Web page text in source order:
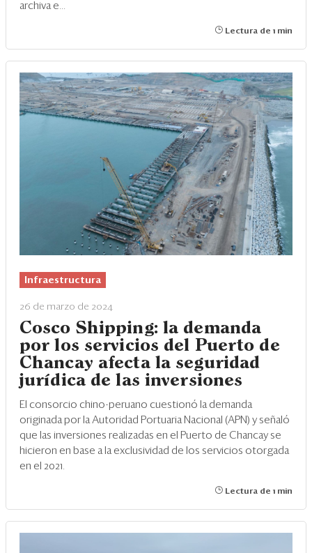
archiva e...
Lectura de 1 min
Infraestructura
26 de marzo de 2024
Cosco Shipping: la demanda
por los servicios del Puerto de
Chancay afecta la seguridad
jurídica de las inversiones
El consorcio chino-peruano cuestionó la demanda
originada por la Autoridad Portuaria Nacional (APN) y señaló
que las inversiones realizadas en el Puerto de Chancay se
hicieron en base a la exclusividad de los servicios otorgada
en el 2021.
Lectura de 1 min